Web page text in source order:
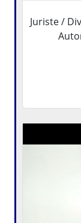
Juriste /